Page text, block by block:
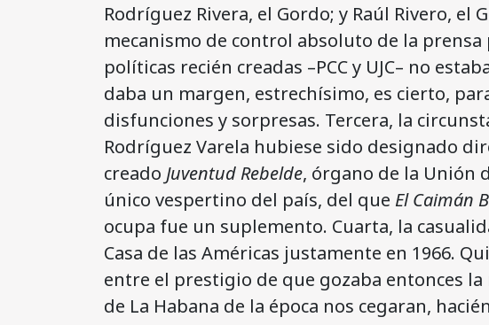
Rodríguez Rivera, el Gordo; y Raúl Rivero, el
mecanismo de control absoluto de la
políticas recién creadas –PCC y UJC– no
daba un margen, estrechísimo, es cierto,
disfunciones y sorpresas. Tercera, la
Rodríguez Varela hubiese sido designado
creado Juventud Rebelde, órgano de la Unión
único vespertino del país, del que El Caimán
ocupa fue un suplemento. Cuarta, la
Casa de las Américas justamente en 1966.
entre el prestigio de que gozaba entonces
de La Habana de la época nos cegaran,